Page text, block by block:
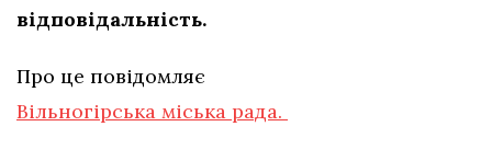
відповідальність.
Про це повідомляє
Вільногірська міська рада.